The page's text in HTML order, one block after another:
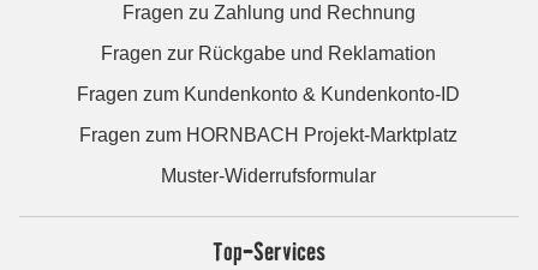
Fragen zu Zahlung und Rechnung
Fragen zur Rückgabe und Reklamation
Fragen zum Kundenkonto & Kundenkonto-ID
Fragen zum HORNBACH Projekt-Marktplatz
Muster-Widerrufsformular
Top-Services